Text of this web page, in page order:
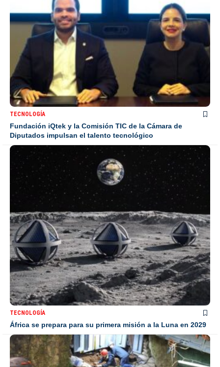
TECNOLOGÍA
Fundación iQtek y la Comisión TIC de la Cámara de
Diputados impulsan el talento tecnológico
TECNOLOGÍA
África se prepara para su primera misión a la Luna en 2029